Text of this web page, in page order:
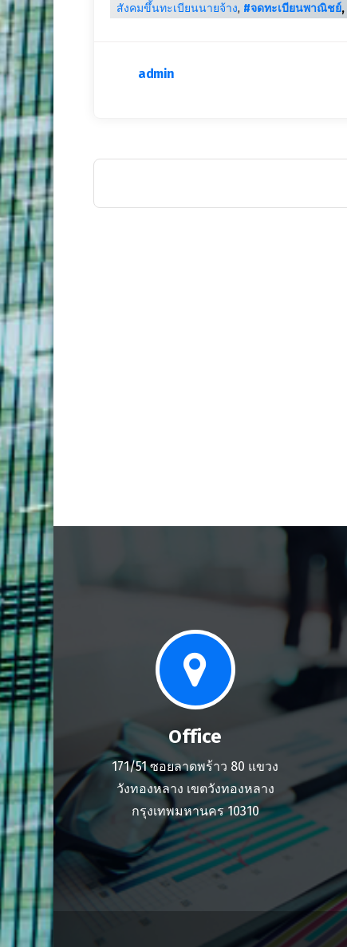
สังคมขึ้นทะเบียนนายจ้าง, #จดทะเบียนพาณิชย์,
admin
Office
171/51 ซอยลาดพร้าว 80 แขวง
วังทองหลาง เขตวังทองหลาง
กรุงเทพมหานคร 10310